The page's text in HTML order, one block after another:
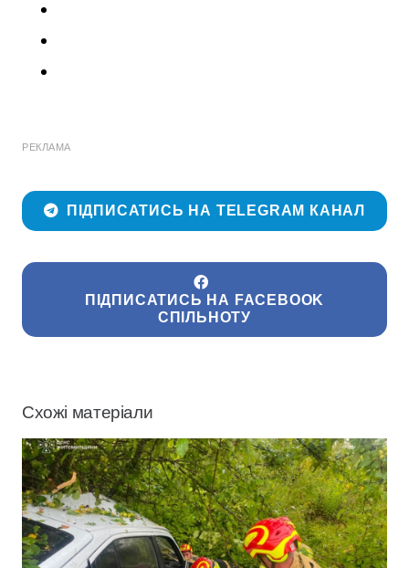
РЕКЛАМА
ПІДПИСАТИСЬ НА TELEGRAM КАНАЛ
ПІДПИСАТИСЬ НА FACEBOOK
СПІЛЬНОТУ
Схожі матеріали